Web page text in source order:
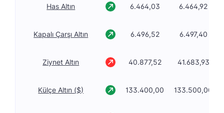
Has Altın 6.464,03 6.464,92
Kapalı Çarşı Altın 6.496,52 6.497,40
Ziynet Altın 40.877,52 41.683,93
Külçe Altın ($) 133.400,00 133.500,00